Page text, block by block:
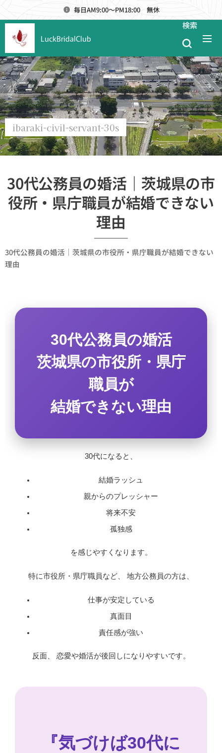
毎日AM9:00～PM18:00 無休
LuckBridalClub
検索
ibaraki-civil-servant-30s
30代公務員の婚活｜茨城県の市
役所・県庁職員が結婚できない
理由
30代公務員の婚活｜茨城県の市役所・県庁職員が結婚できない
理由
30代公務員の婚活
茨城県の市役所・県庁
職員が
結婚できない理由
30代になると、
結婚ラッシュ
親からのプレッシャー
将来不安
孤独感
を感じやすくなります。
特に市役所・県庁職員など、 地方公務員の方は、
仕事が安定している
真面目
責任感が強い
反面、 恋愛や婚活が後回しになりやすいです。
『気づけば30代に